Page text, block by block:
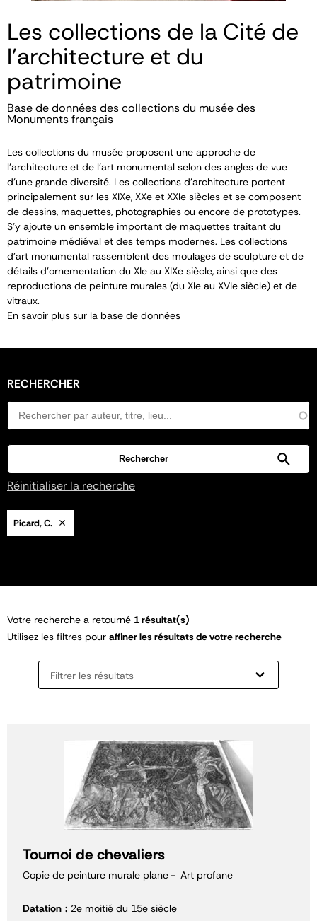
Les collections de la Cité de
l'architecture et du
patrimoine
Base de données des collections du musée des
Monuments français
Les collections du musée proposent une approche de
l’architecture et de l’art monumental selon des angles de vue
d’une grande diversité. Les collections d’architecture portent
principalement sur les XIXe, XXe et XXIe siècles et se composent
de dessins, maquettes, photographies ou encore de prototypes.
S’y ajoute un ensemble important de maquettes traitant du
patrimoine médiéval et des temps modernes. Les collections
d’art monumental rassemblent des moulages de sculpture et de
détails d’ornementation du XIe au XIXe siècle, ainsi que des
reproductions de peinture murales (du XIe au XVIe siècle) et de
vitraux.
En savoir plus sur la base de données
RECHERCHER
Réinitialiser la recherche
Picard, C.
Votre recherche a retourné 1 résultat(s)
Utilisez les filtres pour affiner les résultats de votre recherche
Filtrer les résultats
Tournoi de chevaliers
Copie de peinture murale plane Art profane
Datation
2e moitié du 15e siècle